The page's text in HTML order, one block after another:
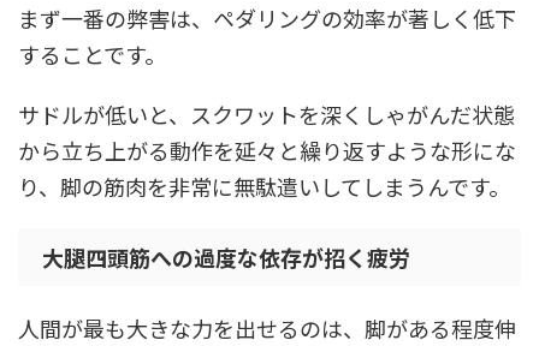
まず一番の弊害は、ペダリングの効率が著しく低下
することです。
サドルが低いと、スクワットを深くしゃがんだ状態
から立ち上がる動作を延々と繰り返すような形にな
り、脚の筋肉を非常に無駄遣いしてしまうんです。
大腿四頭筋への過度な依存が招く疲労
人間が最も大きな力を出せるのは、脚がある程度伸